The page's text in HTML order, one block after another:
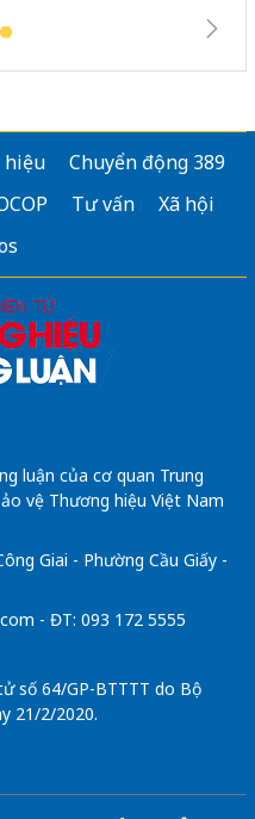
hiệu
Chuyển động 389
Tư vấn
Xã hội
luận của cơ quan Trung
vệ Thương hiệu Việt Nam
Giai - Phường Cầu Giấy -
- ĐT: 093 172 5555
số 64/GP-BTTTT do Bộ
21/2/2020.